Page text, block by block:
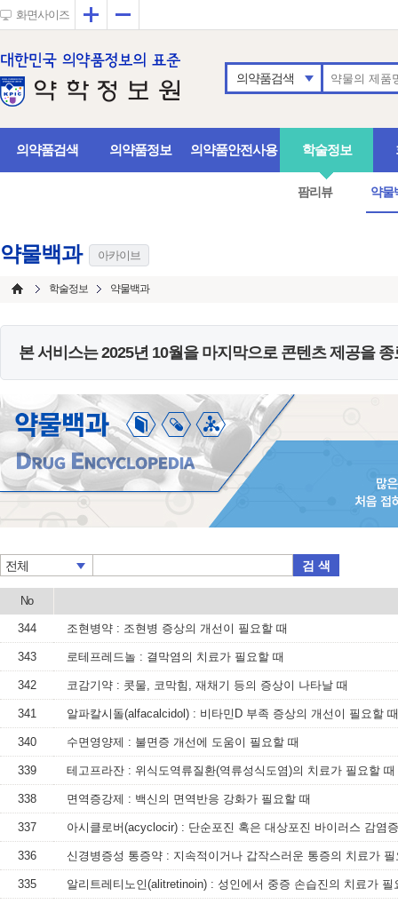
화면사이즈 확대
의약품검색
의약품검색 의약품정보 의약품안전사용 학술정보
팜리뷰 약물
약물백과 아카이브
학술정보 약물백과
본 서비스는2025년 10월을 마지막으로 콘텐츠 제공을
전체 검 색
No
344 조현병약 : 조현병 증상의 개선이 필요할 때
343 로테프레드놀 : 결막염의 치료가 필요할 때
342 코감기약 : 콧물, 코막힘, 재채기 등의 증상이 나타날 때
341 알파칼시돌(alfacalcidol) : 비타민D 부족 증상의 개선이 필요할 때
340 수면영양제 : 불면증 개선에 도움이 필요할 때
339 테고프라잔 : 위식도역류질환(역류성식도염)의 치료가 필요할 때
338 면역증강제 : 백신의 면역반응 강화가 필요할 때
337 아시클로버(acyclocir) : 단순포진 혹은 대상포진 바이러스 감염
336 신경병증성 통증약 : 지속적이거나 갑작스러운 통증의 치료가 필
335 알리트레티노인(alitretinoin) : 성인에서 중증 손습진의 치료가 필